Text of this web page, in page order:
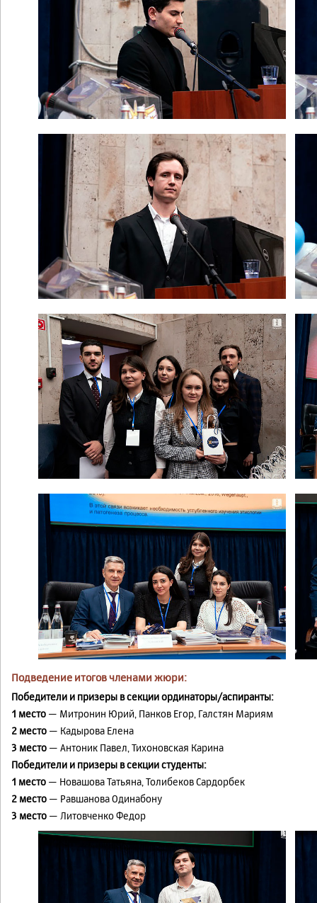
Подведение итогов членами жюри:
Победители и призеры в секции ординаторы/аспиранты:
1 место — Митронин Юрий, Панков Егор, Галстян Мариям
2 место — Кадырова Елена
3 место — Антоник Павел, Тихоновская Карина
Победители и призеры в секции студенты:
1 место — Новашова Татьяна, Толибеков Сардорбек
2 место — Равшанова Одинабону
3 место — Литовченко Федор